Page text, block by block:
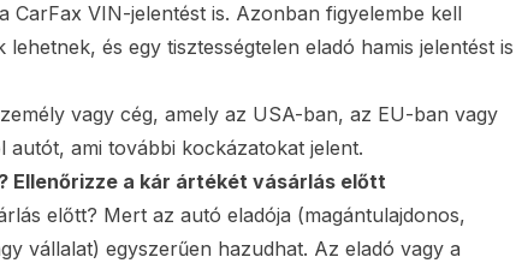
CarFax VIN-jelentést is. Azonban figyelembe kell
és egy tisztességtelen eladó hamis jelentést is
vagy cég, amely az USA-ban, az EU-ban vagy
autót, ami további kockázatokat jelent.
Ellenőrizze a kár ártékét vásárlás előtt
előtt? Mert az autó eladója (magántulajdonos,
vállalat) egyszerűen hazudhat. Az eladó vagy a